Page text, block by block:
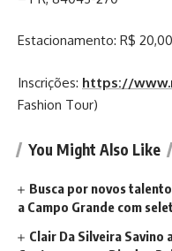
Estacionamento: R$
Inscrições: https://
Fashion Tour)
You Might Also Like
Busca por novos
a Campo Grande com
Clair Da Silveira Savino